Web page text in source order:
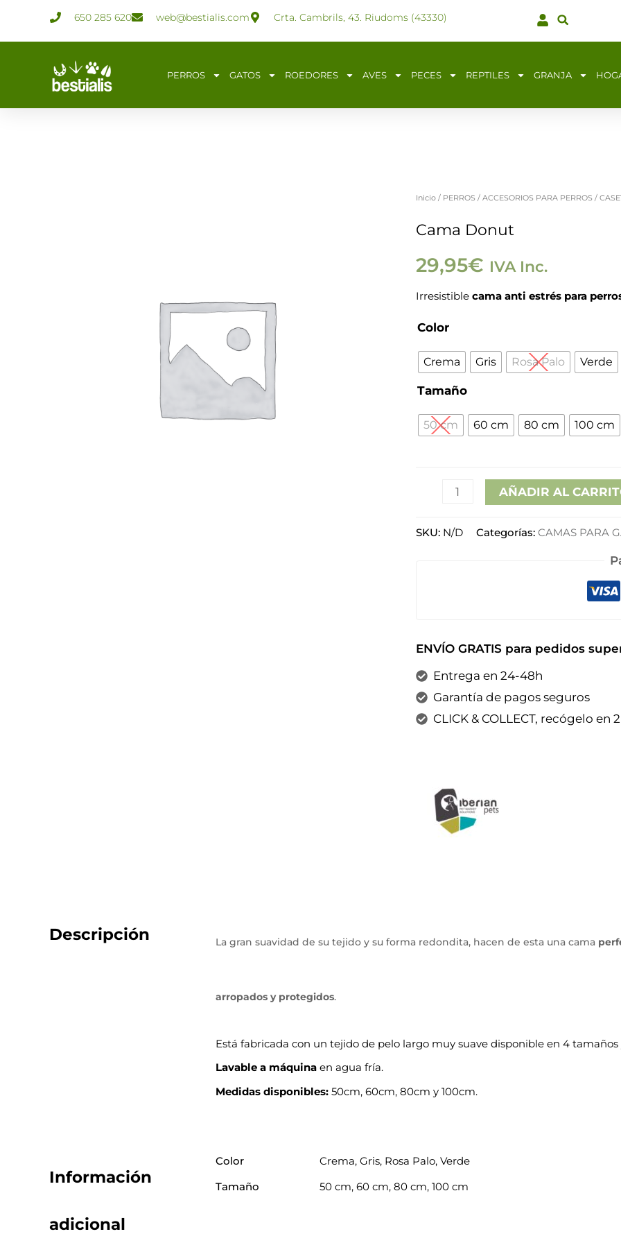
650 285 620 web@bestialis.com Crta. Cambrils, 43. Riudoms (43330)
PERROS GATOS ROEDORES AVES PECES REPTILES GRANJA
Inicio/ PERROS / ACCESORIOS PARA PERROS /
Cama Donut
29,95€ IVA Inc.
Irresistible cama anti estrés para
Color
Crema Gris Rosa Palo Verde
Tamaño
50 cm 60 cm 80 cm 100 cm
Cama
Donut
AÑADIR AL
SKU: N/D Categorías: CAMAS PARA
ENVÍO GRATIS para pedidos
Entrega en 24-48h
Garantía de pagos seguros
CLICK & COLLECT, recógelo en
Descripción La gran suavidad de su tejido y su forma redondita, hacen de esta una cama
arropados y protegidos.
Está fabricada con un tejido de pelo largo muy suave disponible en 4 tamaños
Lavable a máquina en agua fría.
Medidas disponibles: 50cm, 60cm, 80cm y 100cm.
Información
adicional
Color
Crema, Gris, Rosa Palo, Verde
Tamaño
50 cm, 60 cm, 80 cm, 100 cm